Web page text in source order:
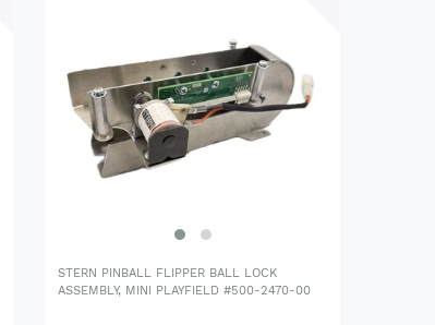
STERN PINBALL FLIPPER BALL LOCK
ASSEMBLY, MINI PLAYFIELD #500-2470-00